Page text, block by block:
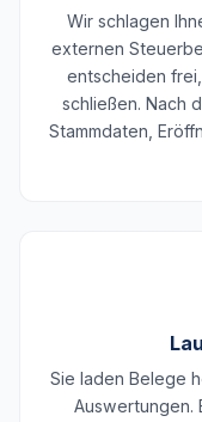
Wir schlagen
externen
entscheiden
schließen. Nach
Stammdaten,
Sie laden Belege
Auswertungen.